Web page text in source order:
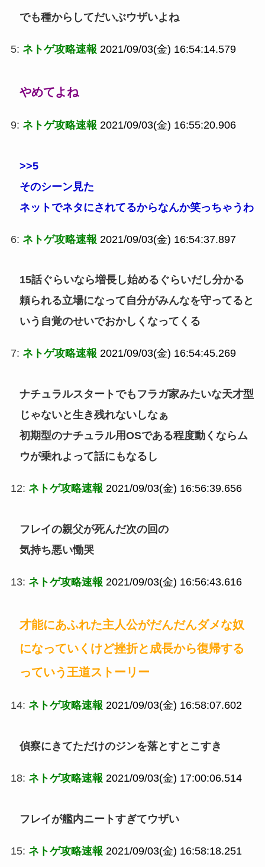
でも種からしてだいぶウザいよね
5: ネトゲ攻略速報 2021/09/03(金) 16:54:14.579
やめてよね
9: ネトゲ攻略速報 2021/09/03(金) 16:55:20.906
>>5
そのシーン見た
ネットでネタにされてるからなんか笑っちゃうわ
6: ネトゲ攻略速報 2021/09/03(金) 16:54:37.897
15話ぐらいなら増長し始めるぐらいだし分かる
頼られる立場になって自分がみんなを守ってると
いう自覚のせいでおかしくなってくる
7: ネトゲ攻略速報 2021/09/03(金) 16:54:45.269
ナチュラルスタートでもフラガ家みたいな天才型
じゃないと生き残れないしなぁ
初期型のナチュラル用OSである程度動くならム
ウが乗れよって話にもなるし
12: ネトゲ攻略速報 2021/09/03(金) 16:56:39.656
フレイの親父が死んだ次の回の
気持ち悪い慟哭
13: ネトゲ攻略速報 2021/09/03(金) 16:56:43.616
才能にあふれた主人公がだんだんダメな奴
になっていくけど挫折と成長から復帰する
っていう王道ストーリー
14: ネトゲ攻略速報 2021/09/03(金) 16:58:07.602
偵察にきてただけのジンを落とすとこすき
18: ネトゲ攻略速報 2021/09/03(金) 17:00:06.514
フレイが艦内ニートすぎてウザい
15: ネトゲ攻略速報 2021/09/03(金) 16:58:18.251